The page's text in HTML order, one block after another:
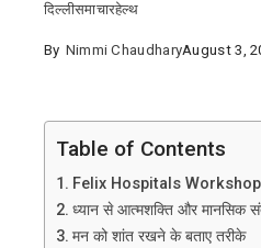
दिल्लीसमाचारहेल्थ
By Nimmi ChaudharyAugust 3,
Table of Contents
Felix Hospitals
ध्यान से आत्मशक्ति और मानसिक
मन को शांत रखने के बताए तरीके